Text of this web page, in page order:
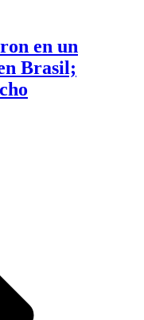
en un
Brasil;